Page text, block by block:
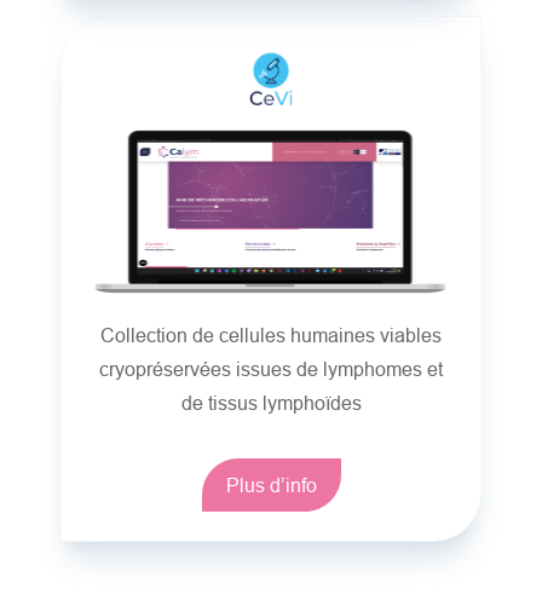
Collection de cellules humaines viables
cryopréservées issues de lymphomes et
de tissus lymphoïdes
Plus d’info